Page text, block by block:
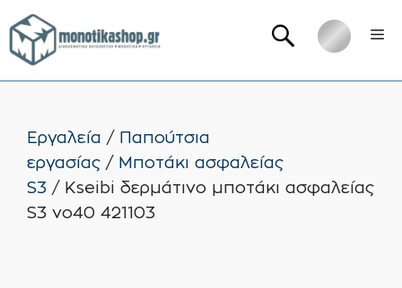
Μετάβαση
σε
περιεχόμενο
Εργαλεία / Παπούτσια
εργασίας / Μποτάκι ασφαλείας
S3 / Kseibi δερμάτινο μποτάκι ασφαλείας
S3 νο40 421103